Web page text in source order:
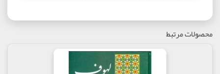
حسین(ع) تا قبل از واقعه عاشوراست.
3. مسلک دوم: این بخش، اصلی‌ترین قسمت کتاب است
حسین(ع) می‌شود.
4. مسلک سوم: وقایع بعد از شهادت امام از عصر عاشورا
محصولات مرتبط